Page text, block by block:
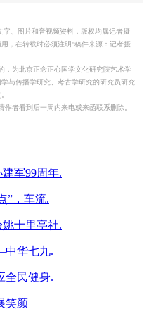
、图片和音视频资料，版权均属记者摄
，在转载时必须注明"稿件来源：记者摄
，为北京正念正心国学文化研究院艺术学
与传播学研究、考古学研究的研究员研究
者看到后一周内来电或来函联系删除。
军99周年.
”，车流.
十里亭社.
华七九.
全民健身.
笑颜